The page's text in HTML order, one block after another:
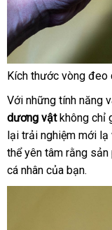
Kích thước vòng đeo
Với sản
xuất
những tính năng
dương vật không chỉ
lại trải nghiệm mới lạ
thể yên tâm rằng sản
cá nhân đắt
nhất
của bạn.